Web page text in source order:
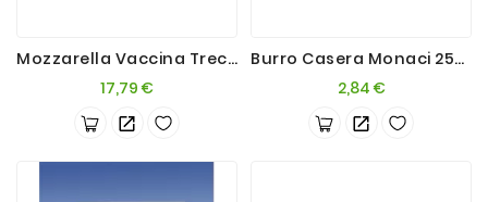
Mozzarella Vaccina Treccia 4x250g
17,79 €Prezzo
Burro Casera Monaci 250g
2,84 €Prezzo